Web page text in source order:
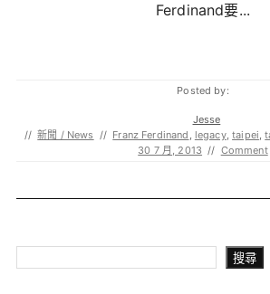
Ferdinand要...
Posted by:
Jesse
// 新聞 / News // Franz Ferdinand , legacy,taipei,
30 7 月, 2013 // Comment
搜尋